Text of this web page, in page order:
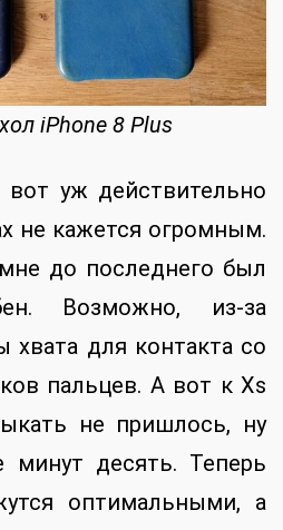
iPhone 8 Plus
уж действительно
не кажется огромным.
до последнего был
Возможно, из-за
хвата для контакта со
пальцев. А вот к Xs
не пришлось, ну
минут десять. Теперь
оптимальными, а